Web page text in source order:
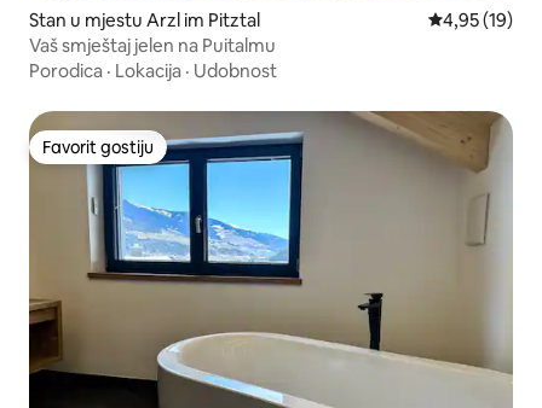
Stan u mjestu Arzl im Pitztal prosječna
4,95 (19)
Vaš smještaj jelen na Puitalmu
Porodica · Lokacija · Udobnost
Favorit gostiju
Favorit gostiju